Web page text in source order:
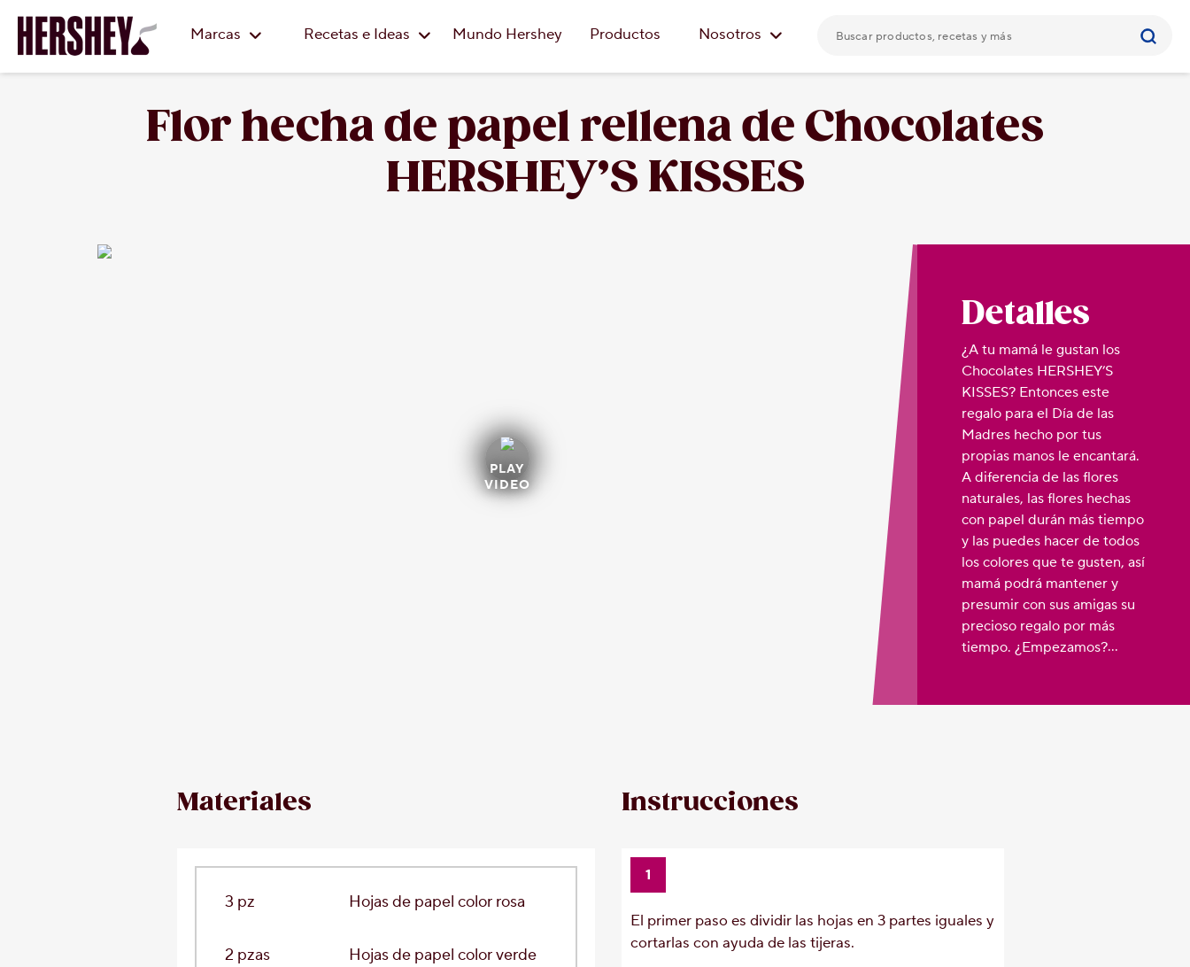
Marcas
Recetas e Ideas Mundo Hershey Productos Nosotros
Flor hecha de papel rellena de Chocolates
HERSHEY’S KISSES
PLAY
VIDEO
Detalles
¿A tu mamá le gustan los
Chocolates HERSHEY’S
KISSES? Entonces este
regalo para el Día de las
Madres hecho por tus
propias manos le encantará.
A diferencia de las flores
naturales, las flores hechas
con papel durán más tiempo
y las puedes hacer de todos
los colores que te gusten, así
mamá podrá mantener y
presumir con sus amigas su
precioso regalo por más
tiempo. ¿Empezamos?
mucho cariño y amor.
Materiales
3 pz Hojas de papel color rosa
2 pzas Hojas de papel color verde
Instrucciones
1
El primer paso es dividir las hojas en 3 partes iguales y
cortarlas con ayuda de las tijeras.